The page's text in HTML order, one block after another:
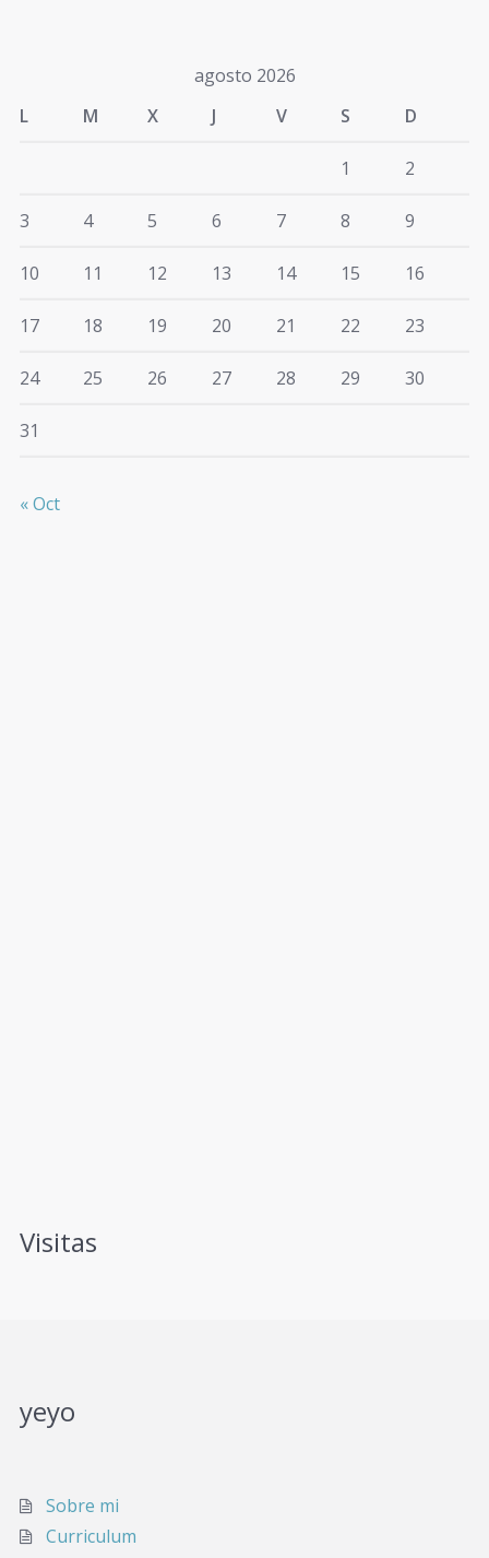
agosto 2026
L
M X J V S D
1 2
3 4 5 6 7 8 9
10 11 12 13 14 15 16
17 18 19 20 21 22 23
24 25 26 27 28 29 30
31
« Oct
Visitas
yeyo
Sobre mi
Curriculum